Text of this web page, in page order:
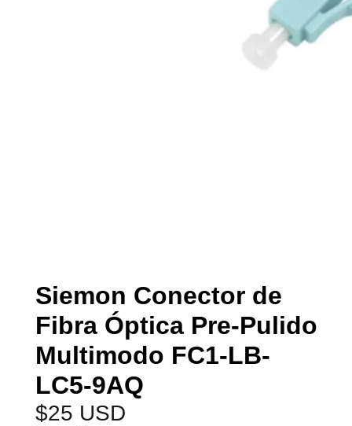
Siemon Conector de
Fibra Óptica Pre-Pulido
Multimodo FC1-LB-
LC5-9AQ
$25 USD